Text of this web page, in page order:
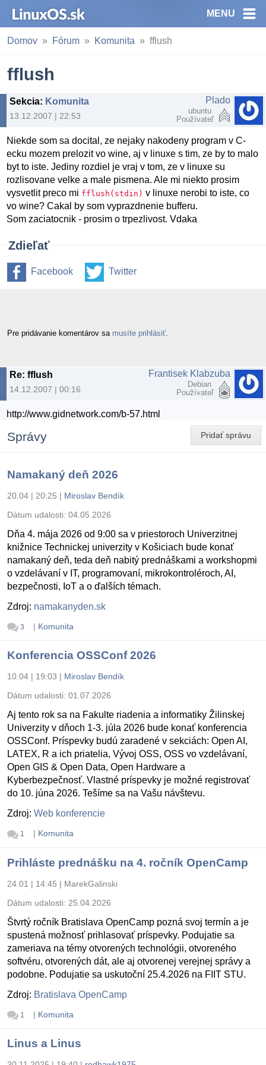
MENU
Domov Fórum Komunita fflush
fflush
Sekcia: Komunita
13.12.2007 | 22:53
Plado
ubuntu
Používateľ
Niekde som sa docital, ze nejaky nakodeny program v C-
ecku mozem prelozit vo wine, aj v linuxe s tim, ze by to malo
byt to iste. Jediny rozdiel je vraj v tom, ze v linuxe su
rozlisovane velke a male pismena. Ale mi niekto prosim
vysvetlit preco mi fflush(stdin) v linuxe nerobi to iste, co
vo wine? Cakal by som vyprazdnenie bufferu.
Som zaciatocnik - prosim o trpezlivost. Vdaka
Zdieľať
Facebook Twitter
Pre pridávanie komentárov sa musíte prihlásiť
Re: fflush
14.12.2007 | 00:16
Frantisek Klabzuba
Debian
Používateľ
http://www.gidnetwork.com/b-57.html
Pridať správu
Správy
Namakaný deň 2026
20.04 | 20:25 | Miroslav Bendík
Dátum udalosti: 04.05.2026
Dňa 4. mája 2026 od 9:00 sa v priestoroch Univerzitnej
knižnice Technickej univerzity v Košiciach bude konať
namakaný deň, teda deň nabitý prednáškami a workshopmi
o vzdelávaní v IT, programovaní, mikrokontroléroch, AI,
bezpečnosti, IoT a o ďalších témach.
Zdroj: namakanyden.sk
3 | Komunita
Konferencia OSSConf 2026
10.04 | 19:03 | Miroslav Bendík
Dátum udalosti: 01.07.2026
Aj tento rok sa na Fakulte riadenia a informatiky Žilinskej
Univerzity v dňoch 1-3. júla 2026 bude konať konferencia
OSSConf. Príspevky budú zaradené v sekciách: Open AI,
LATEX, R a ich priatelia, Vývoj OSS, OSS vo vzdelávaní,
Open GIS & Open Data, Open Hardware a
Kyberbezpečnosť. Vlastné príspevky je možné registrovať
do 10. júna 2026. Tešíme sa na Vašu návštevu.
Zdroj: Web konferencie
1 | Komunita
Prihláste prednášku na 4. ročník OpenCamp
24.01 | 14:45 | MarekGalinski
Dátum udalosti: 25.04.2026
Štvrtý ročník Bratislava OpenCamp pozná svoj termín a je
spustená možnosť prihlasovať príspevky. Podujatie sa
zameriava na témy otvorených technológii, otvoreného
softvéru, otvorených dát, ale aj otvorenej verejnej správy a
podobne. Podujatie sa uskutoční 25.4.2026 na FIIT STU.
Zdroj: Bratislava OpenCamp
1 | Komunita
Linus a Linus